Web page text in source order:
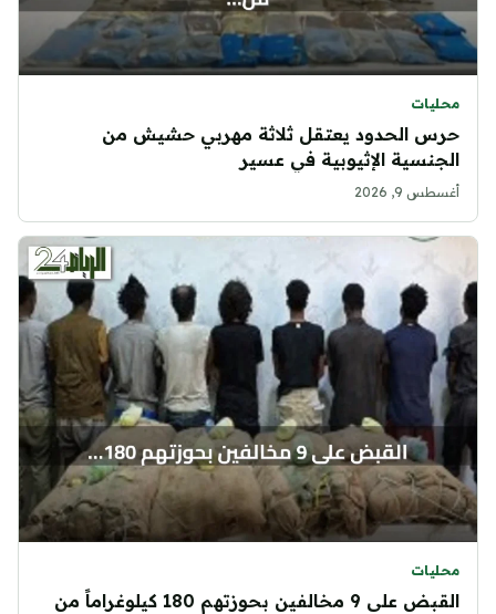
محليات
حرس الحدود يعتقل ثلاثة مهربي حشيش من
الجنسية الإثيوبية في عسير
أغسطس 9, 2026
محليات
القبض على 9 مخالفين بحوزتهم 180 كيلوغراماً من